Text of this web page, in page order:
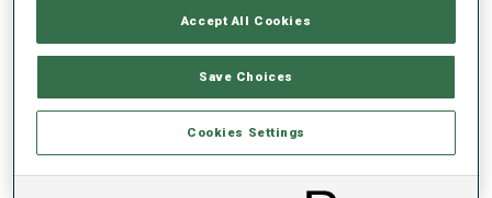
TIR DEBOUT 59%
Accept All Cookies
Save Choices
Cookies Settings